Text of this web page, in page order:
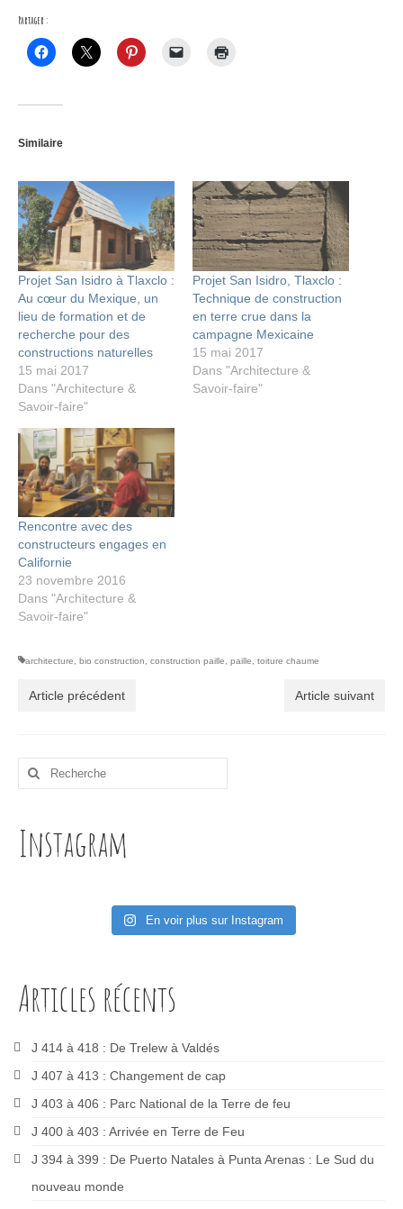
Partager :
Similaire
Projet San Isidro à Tlaxclo :
Au cœur du Mexique, un
lieu de formation et de
recherche pour des
constructions naturelles
15 mai 2017
Dans "Architecture &
Savoir-faire"
Projet San Isidro, Tlaxclo :
Technique de construction
en terre crue dans la
campagne Mexicaine
15 mai 2017
Dans "Architecture &
Savoir-faire"
Rencontre avec des
constructeurs engages en
Californie
23 novembre 2016
Dans "Architecture &
Savoir-faire"
architecture, bio construction, construction paille, paille, toiture chaume
Article précédent Article suivant
Rechercher
Instagram
En voir plus sur Instagram
Articles récents
J 414 à 418 : De Trelew à Valdés
J 407 à 413 : Changement de cap
J 403 à 406 : Parc National de la Terre de feu
J 400 à 403 : Arrivée en Terre de Feu
J 394 à 399 : De Puerto Natales à Punta Arenas : Le Sud du
nouveau monde